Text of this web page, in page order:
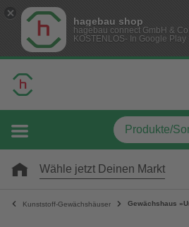
hagebau shop
hagebau connect GmbH &
KOSTENLOS- In Google Play
Wähle jetzt Deinen Markt
Kunststoff-Gewächshäuser Gewächshaus